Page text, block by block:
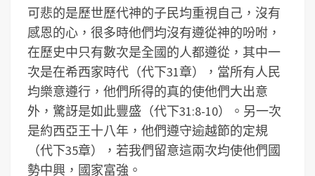
可悲的是歷世歷代神的子民均重視自己，沒有
感恩的心，很多時他們均沒有遵從神的吩咐，
在歷史中只有數次是全國的人都遵從，其中一
次是在希西家時代（代下31章），當所有人民
均樂意遵行，他們所得的真的使他們大出意
外，驚訝是如此豐盛（代下31:8-10）。另一次
是約西亞王十八年，他們遵守逾越節的定規
（代下35章），若我們留意這兩次均使他們國
勢中興，國家富強。